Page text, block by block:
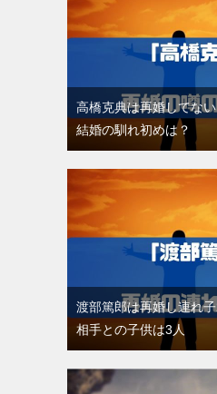
高橋克典は再婚してな
結婚の馴れ初めは？
渡部篤郎は再婚し連れ
相手との子供は3人